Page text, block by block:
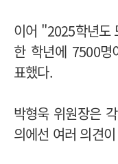
이어 "2025학년도
한 학년에 7500명
표했다.
박형욱 위원장은
의에선 여러 의견